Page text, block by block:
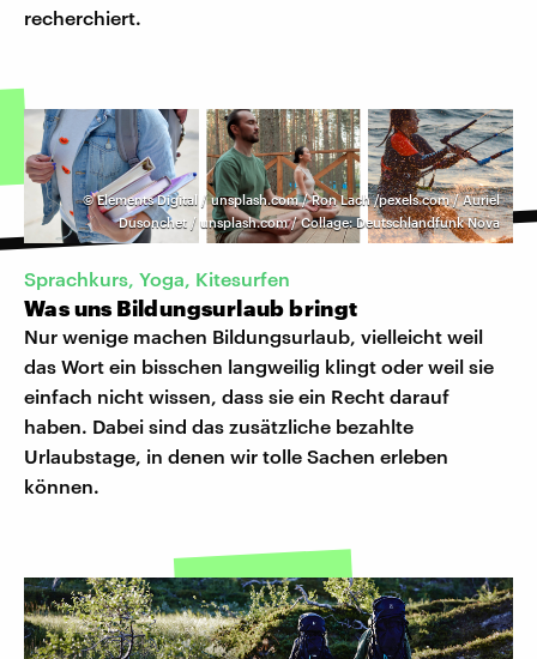
recherchiert.
©Elements Digital / unsplash.com / Ron Lach /pexels.com / Auriel
Dusonchet / unsplash.com / Collage: Deutschlandfunk Nova
Sprachkurs, Yoga, Kitesurfen
Was uns Bildungsurlaub bringt
Nur wenige machen Bildungsurlaub, vielleicht weil
das Wort ein bisschen langweilig klingt oder weil sie
einfach nicht wissen, dass sie ein Recht darauf
haben. Dabei sind das zusätzliche bezahlte
Urlaubstage, in denen wir tolle Sachen erleben
können.